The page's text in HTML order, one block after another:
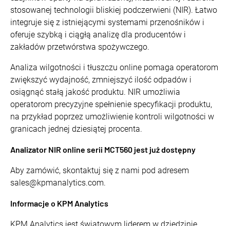
stosowanej technologii bliskiej podczerwieni (NIR). Łatwo
integruje się z istniejącymi systemami przenośników i
oferuje szybką i ciągłą analizę dla producentów i
zakładów przetwórstwa spożywczego.
Analiza wilgotności i tłuszczu online pomaga operatorom
zwiększyć wydajność, zmniejszyć ilość odpadów i
osiągnąć stałą jakość produktu. NIR umożliwia
operatorom precyzyjne spełnienie specyfikacji produktu,
na przykład poprzez umożliwienie kontroli wilgotności w
granicach jednej dziesiątej procenta.
Analizator NIR online serii MCT560 jest już dostępny
Aby zamówić, skontaktuj się z nami pod adresem
sales@kpmanalytics.com.
Informacje o KPM Analytics